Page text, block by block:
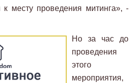
к месту проведения митинга», -
Но за час до
проведения
этого
мероприятия,